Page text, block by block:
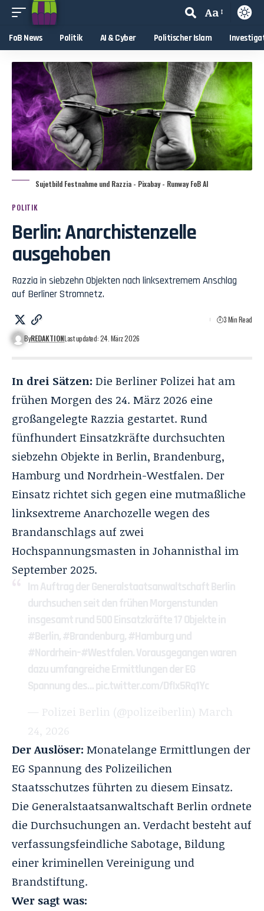
Aa
FoB News Politik AI & Cyber Politischer Islam
Sujetbild Festnahme und Razzia - Pixabay - Runway FoB AI
POLITIK
Berlin: Anarchistenzelle
ausgehoben
Razzia in siebzehn Objekten nach linksextremem Anschlag
auf Berliner Stromnetz.
ByREDAKTIONLast updated: 24. März 2026
3 Min Read
In drei Sätzen: Die Berliner Polizei hat am
frühen Morgen des 24. März 2026 eine
großangelegte Razzia gestartet. Rund
fünfhundert Einsatzkräfte durchsuchten
siebzehn Objekte in Berlin, Brandenburg,
Hamburg und Nordrhein-Westfalen. Der
Einsatz richtet sich gegen eine mutmaßliche
linksextreme Anarchozelle wegen des
Brandanschlags auf zwei
Hochspannungsmasten in Johannisthal im
September 2025.
Im Auftrag der Generalstaatsanwaltschaft Berlin
durchsuchen seit den frühen Morgenstunden
insgesamt rund 500 Einsatzkräfte 17 Objekte in
#Berlin,#Brandenburg,#Hamburgund
#Nordrhein–#Westfalen. Vorausgegangen waren
dazu umfangreiche Ermittlungen der EG
Spannung des…pic.twitter.com/DfIx5Rq1Yc
— Polizei Berlin (@polizeiberlin) March
24, 2026
Der Auslöser: Monatelange Ermittlungen der
EG Spannung des Polizeilichen
Staatsschutzes führten zu diesem Einsatz.
Die Generalstaatsanwaltschaft Berlin ordnete
die Durchsuchungen an. Verdacht besteht auf
verfassungsfeindliche Sabotage, Bildung
einer kriminellen Vereinigung und
Brandstiftung.
Wer sagt was: